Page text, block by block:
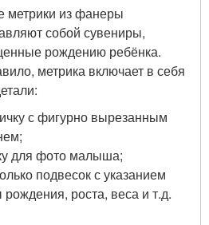
метрики из фанеры
собой сувениры,
рождению ребёнка.
метрика включает в себя
с фигурно вырезанным
для фото малыша;
подвесок с указанием
рождения, роста, веса и т.д.